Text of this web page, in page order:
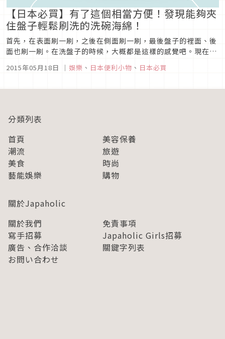
【日本必買】有了這個相當方便！發現能夠夾
住盤子輕鬆刷洗的洗碗海綿！
首先，在表面刷一刷，之後在側面刷一刷，最後盤子的裡面、後
面也刷一刷。在洗盤子的時候，大概都是這樣的感覺吧。現在出
「Behance」中登場。由韓國首爾的工業設計師Nae-ra Yoon
2015年05月18日 ｜ 娛樂 、 日本便利小物 、 日本必買
分類列表
首頁
美容保養
潮流
旅遊
美食
時尚
藝能娛樂
購物
關於Japaholic
關於我們
免責事項
寫手招募
Japaholic Girls招募
廣告、合作洽談
關鍵字列表
お問い合わせ